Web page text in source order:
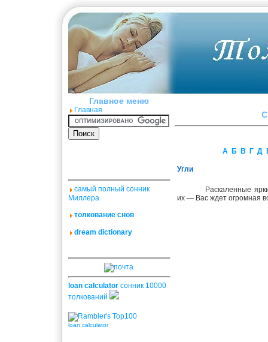
Главное меню
Главная
самый полный сонник
Миллера
толкование снов
dream dictionary
loan calculator сонник 10000
толкований
loan calculator
А Б В Г Д
Угли
Раскаленные
их — Вас ждет огромная